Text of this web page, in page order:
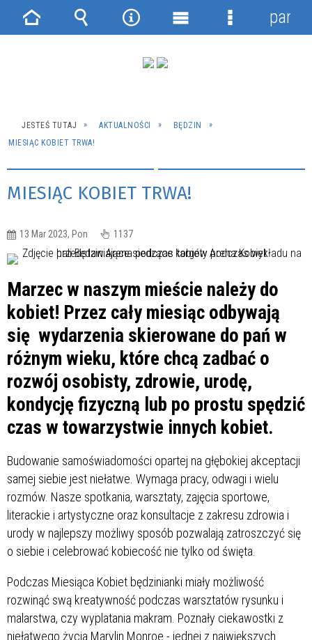
JESTEŚ TUTAJ AKTUALNOŚCI
BĘDZIN
MIESIĄC KOBIET TRWA!
MIESIĄC KOBIET TRWA!
13 Mar 2023, Pon 1137
Marzec w naszym mieście należy do
kobiet! Przez cały miesiąc odbywają
się wydarzenia skierowane do pań w
różnym wieku, które chcą zadbać o
rozwój osobisty, zdrowie, urodę,
kondycję fizyczną lub po prostu spędzić
czas w towarzystwie innych kobiet.
Budowanie samoświadomości opartej na głębokiej akceptacji
samej siebie jest niełatwe. Wymaga pracy, odwagi i wielu
rozmów. Nasze spotkania, warsztaty, zajęcia sportowe,
literackie i artystyczne oraz konsultacje z zakresu zdrowia i
urody w najlepszy możliwy sposób pozwalają zatroszczyć się
o siebie i celebrować kobiecość nie tylko od święta.
Podczas Miesiąca Kobiet będzinianki miały możliwość
rozwinąć swą kreatywność podczas warsztatów rysunku i
malarstwa, czy wyplatania makram. Poznały ciekawostki z
niełatwego życia Marylin Monroe - jednej z największych
Strona Wyszukiwarka
NarzędziaMenu
Menu
panel